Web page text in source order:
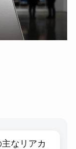
なリアカ